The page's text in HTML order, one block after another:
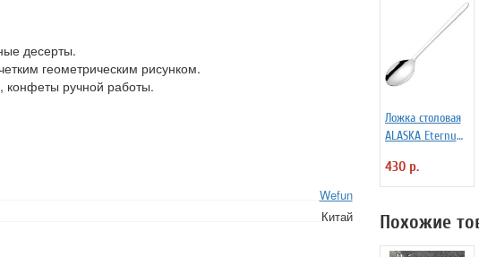
десерты.
геометрическим рисунком.
конфеты ручной работы.
Wefun
Китай
Ложка столовая
ALASKA Eternum
430 р.
Похожие